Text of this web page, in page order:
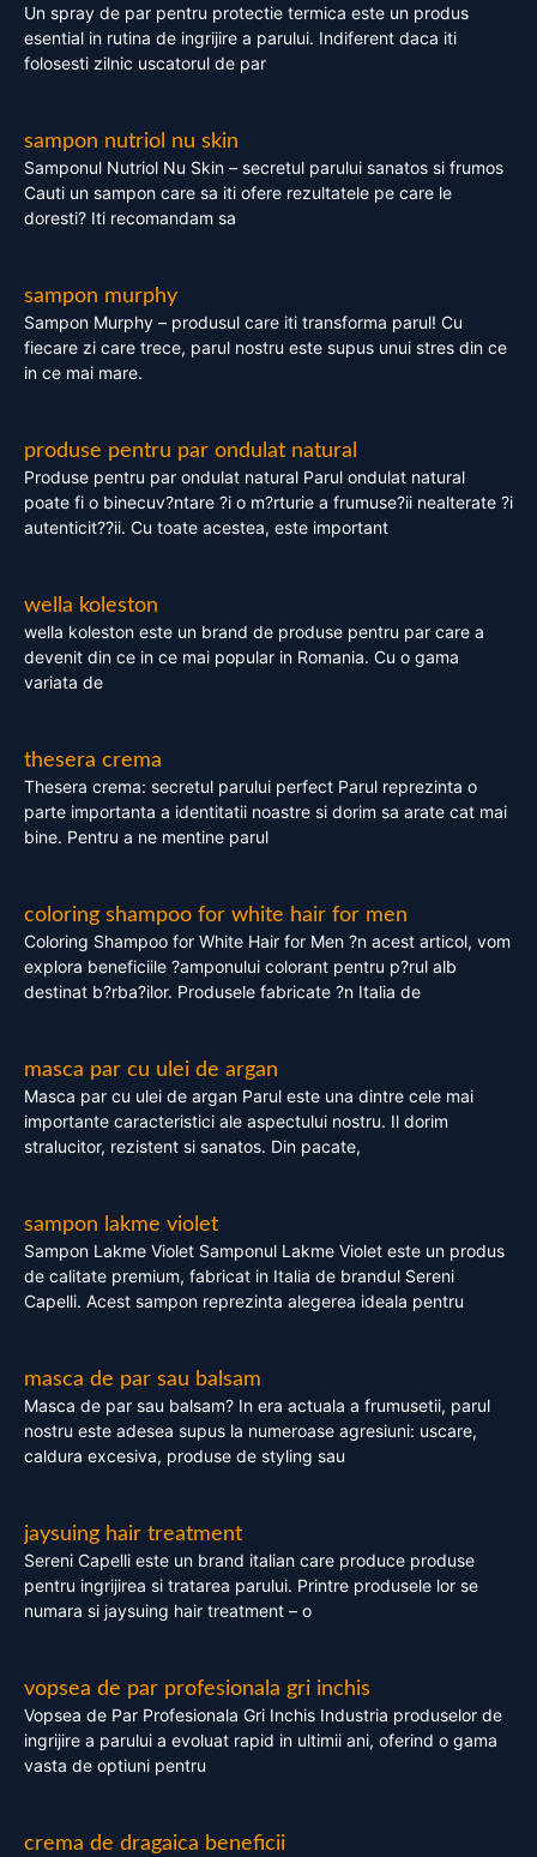
Un spray de par pentru protectie termica este un produs
esential in rutina de ingrijire a parului. Indiferent daca iti
folosesti zilnic uscatorul de par
sampon nutriol nu skin
Samponul Nutriol Nu Skin – secretul parului sanatos si frumos
Cauti un sampon care sa iti ofere rezultatele pe care le
doresti? Iti recomandam sa
sampon murphy
Sampon Murphy – produsul care iti transforma parul! Cu
fiecare zi care trece, parul nostru este supus unui stres din ce
in ce mai mare.
produse pentru par ondulat natural
Produse pentru par ondulat natural Parul ondulat natural
poate fi o binecuv?ntare ?i o m?rturie a frumuse?ii nealterate ?i
autenticit??ii. Cu toate acestea, este important
wella koleston
wella koleston este un brand de produse pentru par care a
devenit din ce in ce mai popular in Romania. Cu o gama
variata de
thesera crema
Thesera crema: secretul parului perfect Parul reprezinta o
parte importanta a identitatii noastre si dorim sa arate cat mai
bine. Pentru a ne mentine parul
coloring shampoo for white hair for men
Coloring Shampoo for White Hair for Men ?n acest articol, vom
explora beneficiile ?amponului colorant pentru p?rul alb
destinat b?rba?ilor. Produsele fabricate ?n Italia de
masca par cu ulei de argan
Masca par cu ulei de argan Parul este una dintre cele mai
importante caracteristici ale aspectului nostru. Il dorim
stralucitor, rezistent si sanatos. Din pacate,
sampon lakme violet
Sampon Lakme Violet Samponul Lakme Violet este un produs
de calitate premium, fabricat in Italia de brandul Sereni
Capelli. Acest sampon reprezinta alegerea ideala pentru
masca de par sau balsam
Masca de par sau balsam? In era actuala a frumusetii, parul
nostru este adesea supus la numeroase agresiuni: uscare,
caldura excesiva, produse de styling sau
jaysuing hair treatment
Sereni Capelli este un brand italian care produce produse
pentru ingrijirea si tratarea parului. Printre produsele lor se
numara si jaysuing hair treatment – o
vopsea de par profesionala gri inchis
Vopsea de Par Profesionala Gri Inchis Industria produselor de
ingrijire a parului a evoluat rapid in ultimii ani, oferind o gama
vasta de optiuni pentru
crema de dragaica beneficii